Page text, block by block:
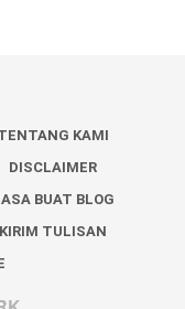
KAMI
DISCLAIMER
BUAT BLOG
KIRIM TULISAN